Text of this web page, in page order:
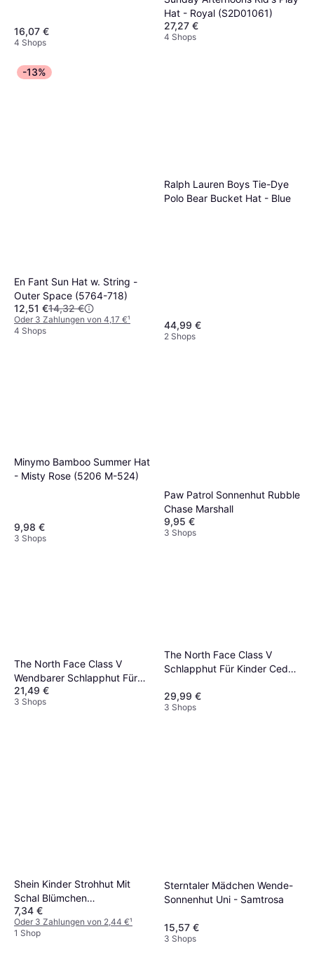
16,07 €
4 Shops
Hat - Royal (S2D01061)
27,27 €
4 Shops
-13%
En Fant Sun Hat w. String -
Outer Space (5764-718)
12,51 €14,32 €
Oder 3 Zahlungen von 4,17 €¹
4 Shops
Ralph Lauren Boys Tie-Dye
Polo Bear Bucket Hat - Blue
44,99 €
2 Shops
Minymo Bamboo Summer Hat
- Misty Rose (5206 M-524)
9,98 €
3 Shops
Paw Patrol Sonnenhut Rubble
Chase Marshall
9,95 €
3 Shops
The North Face Class V
Wendbarer Schlapphut Für
Kleinkinder Cedar Logo
Weather Topo Phantom Print
21,49 €
3 Shops
The North Face Class V
Schlapphut Für Kinder Cedar
29,99 €
3 Shops
Shein Kinder Strohhut Mit
Schal Blümchen
Schleifenverzierung -
Blümchen
7,34 €
Oder 3 Zahlungen von 2,44 €¹
1 Shop
Sterntaler Mädchen Wende-
Sonnenhut Uni - Samtrosa
15,57 €
3 Shops